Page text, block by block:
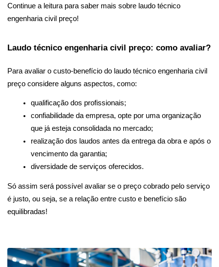
Continue a leitura para saber mais sobre laudo técnico
engenharia civil preço!
Laudo técnico engenharia civil preço: como avaliar?
Para avaliar o custo-benefício do laudo técnico engenharia civil
preço considere alguns aspectos, como:
qualificação dos profissionais;
confiabilidade da empresa, opte por uma organização
que já esteja consolidada no mercado;
realização dos laudos antes da entrega da obra e após o
vencimento da garantia;
diversidade de serviços oferecidos.
Só assim será possível avaliar se o preço cobrado pelo serviço
é justo, ou seja, se a relação entre custo e benefício são
equilibradas!